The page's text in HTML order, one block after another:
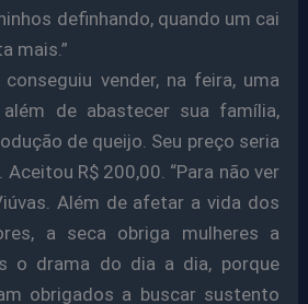
definhando, quando um cai
mais.”
vender, na feira, uma
de abastecer sua família,
de queijo. Seu preço seria
Aceitou R$ 200,00. “Para não ver
Além de afetar a vida dos
a seca obriga mulheres a
o drama do dia a dia, porque
obrigados a buscar sustento